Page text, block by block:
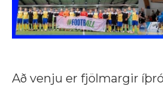
Að venju er fjölmargir